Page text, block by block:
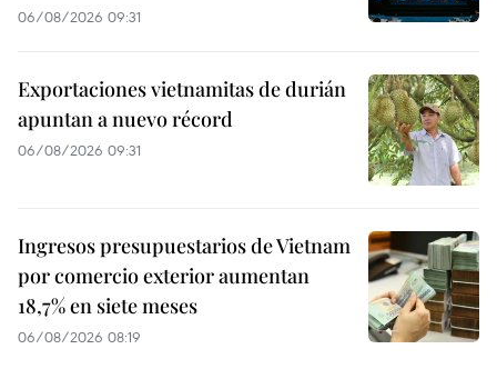
06/08/2026 09:31
Exportaciones vietnamitas de durián
apuntan a nuevo récord
06/08/2026 09:31
Ingresos presupuestarios de Vietnam
por comercio exterior aumentan
18,7% en siete meses
06/08/2026 08:19